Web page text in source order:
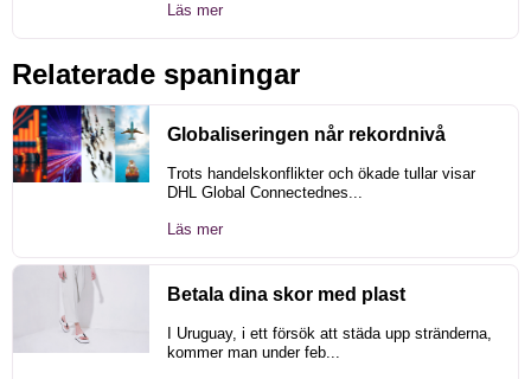
Läs mer
Relaterade spaningar
Globaliseringen når rekordnivå
Trots handelskonflikter och ökade tullar visar
DHL Global Connectednes...
Läs mer
Betala dina skor med plast
I Uruguay, i ett försök att städa upp stränderna,
kommer man under feb...